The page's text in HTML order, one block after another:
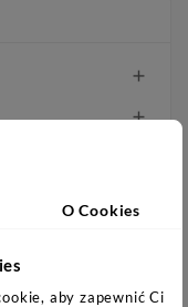


O Cookies
aby zapewnić Ci